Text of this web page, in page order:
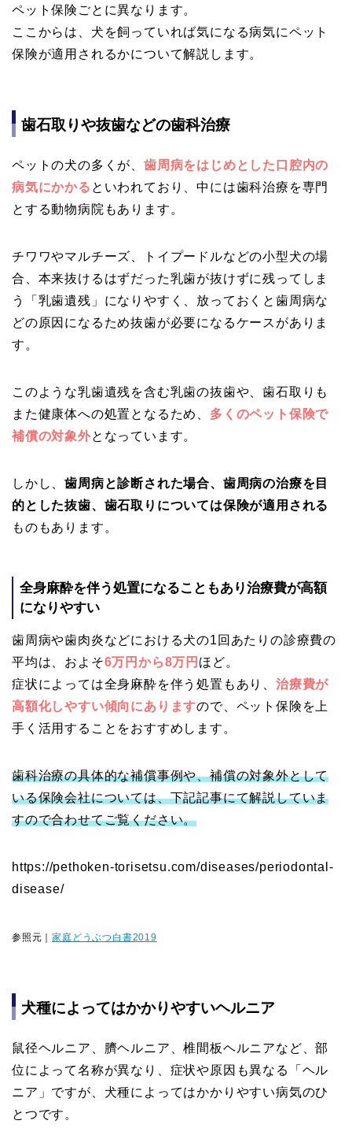
ペット保険ごとに異なります。
ここからは、犬を飼っていれば気になる病気にペット
保険が適用されるかについて解説します。
歯石取りや抜歯などの歯科治療
ペットの犬の多くが、 歯周病をはじめとした口腔内の
病気にかかる といわれており、中には歯科治療を専門
とする動物病院もあります。
チワワやマルチーズ、トイプードルなどの小型犬の場
合、本来抜けるはずだった乳歯が抜けずに残ってしま
う「乳歯遺残」になりやすく、放っておくと歯周病な
どの原因になるため抜歯が必要になるケースがありま
す。
このような乳歯遺残を含む乳歯の抜歯や、歯石取り​も
また健康体への処置となるため、 多くのペット保険で
補償の対象外となっています。
しかし、歯周病と診断された場合、歯周病の治療を目
的とした抜歯、歯石取りについては保険が適用される
ものもあります。
全身麻酔を伴う処置になることもあり治療費が高額
になりやすい
歯周病や歯肉炎などにおける犬の1回あたりの診療費の
平均は、およそ6万円から8万円 ほど。
症状によっては全身麻酔を伴う処置もあり、 治療費が
高額化しやすい傾向にありますので、ペット保険を上
手く活用することをおすすめします。
歯科治療の具体的な補償事例や、補償の対象外として
いる保険会社については、下記記事にて解説していま
すので合わせてご覧ください。
https://pethoken-torisetsu.com/diseases/periodontal-
disease/
参照元｜家庭どうぶつ白書2019
犬種によってはかかりやすいヘルニア
鼠径ヘルニア、臍ヘルニア、椎間板ヘルニアなど、部
位によって名称が異なり、症状や原因も異なる「ヘル
ニア」ですが、犬種によってはかかりやすい病気のひ
とつです。